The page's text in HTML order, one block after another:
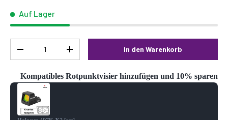
Auf Lager
-
+ In den Warenkorb
Kompatibles Rotpunktvisier hinzufügen und 10% sparen
Use the Previous and Next buttons to navigate through product